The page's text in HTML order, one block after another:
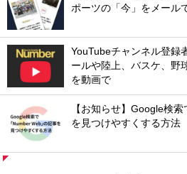
ポーツの「今」をメール
YouTubeチャンネル登録
ールや陸上、バスケ、野
を動画で
【お知らせ】Google検
を見つけやすくする方法